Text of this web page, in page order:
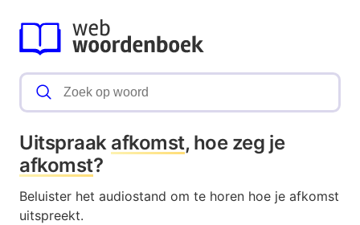
Uitspraak afkomst, hoe zeg je
afkomst?
Beluister het audiostand om te horen hoe je afkomst
uitspreekt.